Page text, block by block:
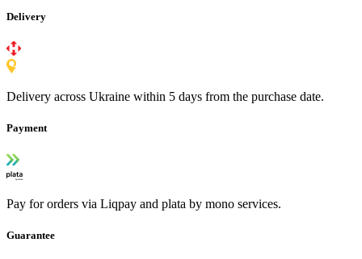
Delivery
Delivery across Ukraine within 5 days from the purchase date.
Payment
Pay for orders via Liqpay and plata by mono services.
Guarantee